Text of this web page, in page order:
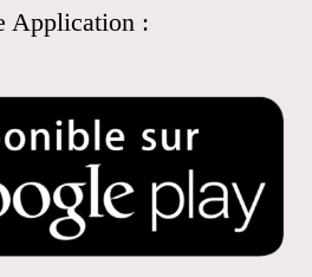
Application :